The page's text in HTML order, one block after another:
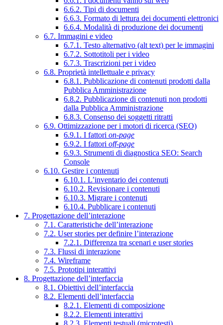
6.6.2. Tipi di documenti
6.6.3. Formato di lettura dei documenti elettronici
6.6.4. Modalità di produzione dei documenti
6.7. Immagini e video
6.7.1. Testo alternativo (alt text) per le immagini
6.7.2. Sottotitoli per i video
6.7.3. Trascrizioni per i video
6.8. Proprietà intellettuale e privacy
6.8.1. Pubblicazione di contenuti prodotti dalla
Pubblica Amministrazione
6.8.2. Pubblicazione di contenuti non prodotti
dalla Pubblica Amministrazione
6.8.3. Consenso dei soggetti ritratti
6.9. Ottimizzazione per i motori di ricerca (SEO)
6.9.1. I fattori on-page
6.9.2. I fattori off-page
6.9.3. Strumenti di diagnostica SEO: Search
Console
6.10. Gestire i contenuti
6.10.1. L’inventario dei contenuti
6.10.2. Revisionare i contenuti
6.10.3. Migrare i contenuti
6.10.4. Pubblicare i contenuti
7. Progettazione dell’interazione
7.1. Caratteristiche dell’interazione
7.2. User stories per definire l’interazione
7.2.1. Differenza tra scenari e user stories
7.3. Flussi di interazione
7.4. Wireframe
7.5. Prototipi interattivi
8. Progettazione dell’interfaccia
8.1. Obiettivi dell’interfaccia
8.2. Elementi dell’interfaccia
8.2.1. Elementi di composizione
8.2.2. Elementi interattivi
8.2.3. Elementi testuali (microtesti)